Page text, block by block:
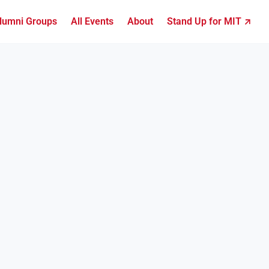
Groups All Events About Stand Up for MIT ↗